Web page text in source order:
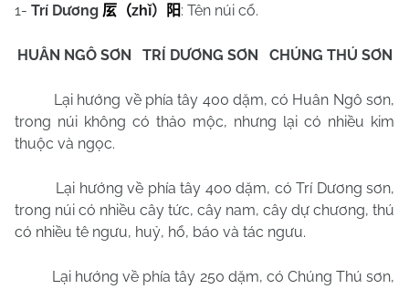
1- Trí Dương 㕄 （zhǐ） 阳: Tên núi cổ.
HUÂN NGÔ SƠN TRÍ DƯƠNG SƠN CHÚNG THÚ SƠN
Lại hướng về phía tây 400 dặm, có Huân Ngô sơn,
trong núi không có thảo mộc, nhưng lại có nhiều kim
thuộc và ngọc.
Lại hướng về phía tây 400 dặm, có Trí Dương sơn,
trong núi có nhiều cây tức, cây nam, cây dự chương, thú
có nhiều tê ngưu, huỷ, hổ, báo và tác ngưu.
Lại hướng về phía tây 250 dặm, có Chúng Thú sơn,